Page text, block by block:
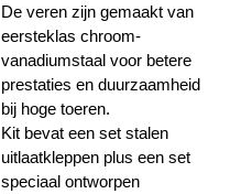
De veren zijn gemaakt van
eersteklas chroom-
vanadiumstaal voor betere
prestaties en duurzaamheid
bij hoge toeren.
Kit bevat een set stalen
uitlaatkleppen plus een set
speciaal ontworpen